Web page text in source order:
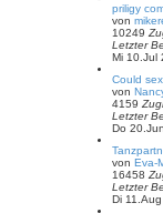
priligy
von
10249
Letzter
Mi 10.Jul
Could
von
4159
Letzter
Do
von Eva-
16458
Letzter
Di